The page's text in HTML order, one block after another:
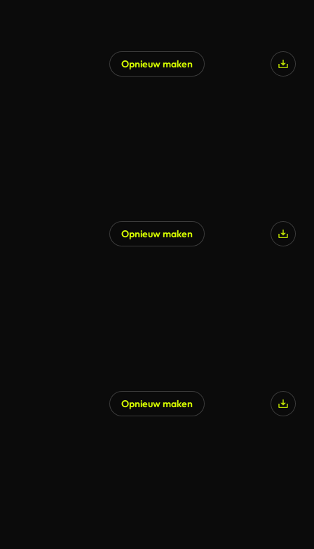
Opnieuw maken
Opnieuw maken
Opnieuw maken